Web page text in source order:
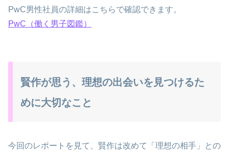
PwC男性社員の詳細はこちらで確認できます。
PwC（働く男子図鑑）
賢作が思う、理想の出会いを見つけるた
めに大切なこと
今回のレポートを見て、賢作は改めて「理想の相手」との